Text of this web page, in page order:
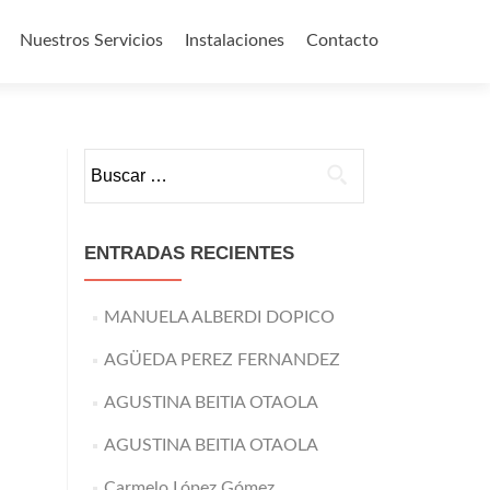
Nuestros Servicios Instalaciones Contacto
ENTRADAS RECIENTES
MANUELA ALBERDI DOPICO
AGÜEDA PEREZ FERNANDEZ
AGUSTINA BEITIA OTAOLA
AGUSTINA BEITIA OTAOLA